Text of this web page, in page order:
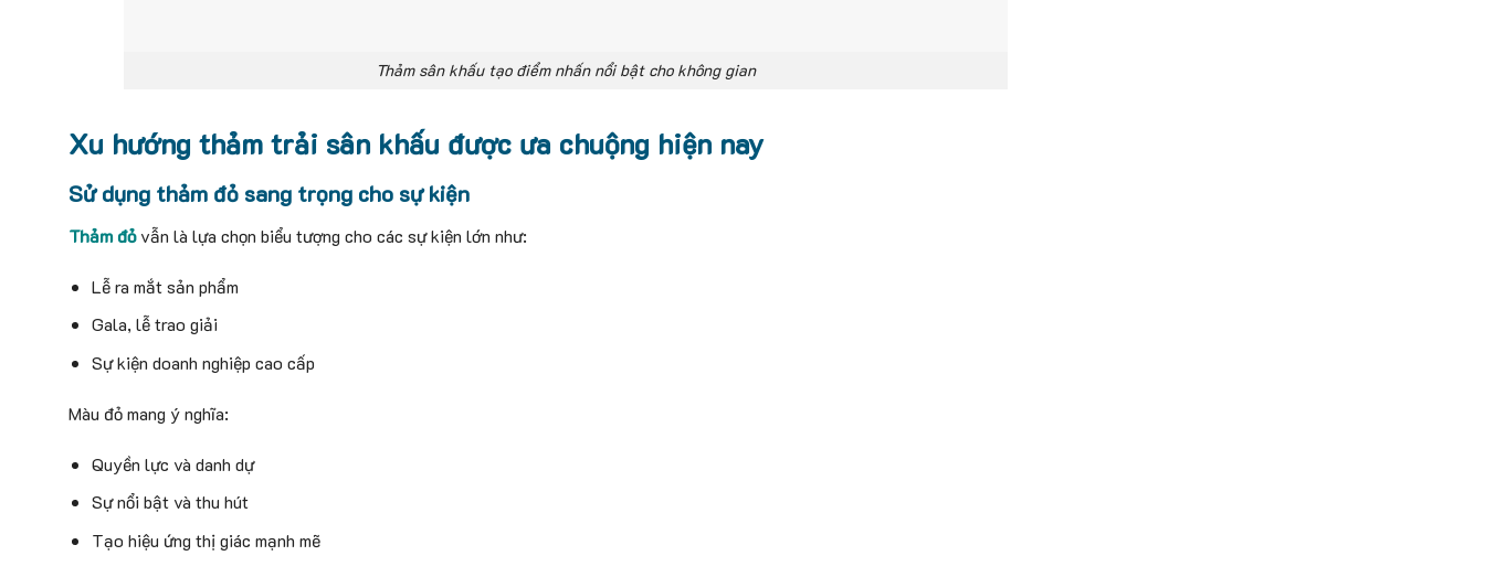
Thảm sân khấu tạo điểm nhấn nổi bật cho không gian
Xu hướng thảm trải sân khấu được ưa chuộng hiện nay
Sử dụng thảm đỏ sang trọng cho sự kiện
Thảm đỏvẫn là lựa chọn biểu tượng cho các sự kiện lớn như:
Lễ ra mắt sản phẩm
Gala, lễ trao giải
Sự kiện doanh nghiệp cao cấp
Màu đỏ mang ý nghĩa:
Quyền lực và danh dự
Sự nổi bật và thu hút
Tạo hiệu ứng thị giác mạnh mẽ